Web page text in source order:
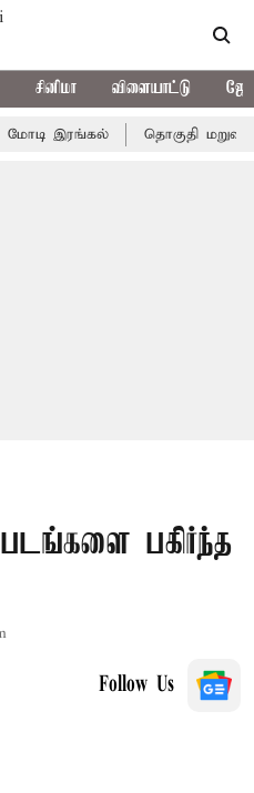
சினிமா விளையாட்டு
இரங்கல் தொகுதி
பகிர்ந்த
Follow Us